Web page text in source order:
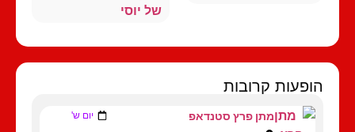
של יוסי
הופעות קרובות
מתן פרץ סטנדאפ יום ש'